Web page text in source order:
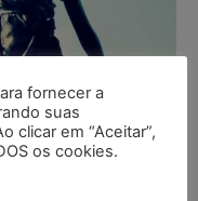
de
de fixação
fornecer a
suas
clicar em “Aceitar”,
os cookies.